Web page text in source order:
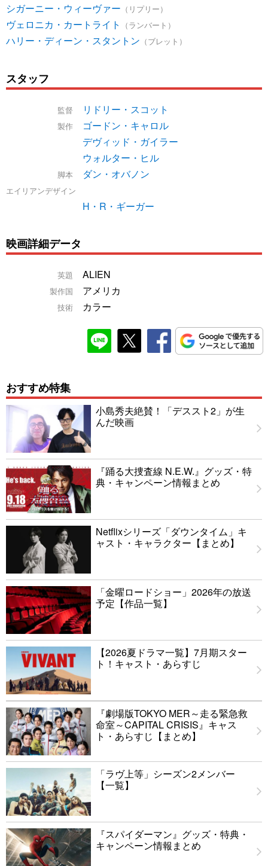
シガーニー・ウィーヴァー （リプリー）
ヴェロニカ・カートライト （ランバート）
ハリー・ディーン・スタントン （ブレット）
スタッフ
監督 リドリー・スコット
製作
ゴードン・キャロル
デヴィッド・ガイラー
ウォルター・ヒル
脚本 ダン・オバノン
エイリアンデザイン
H・R・ギーガー
映画詳細データ
英題 ALIEN
製作国 アメリカ
技術 カラー
おすすめ特集
小島秀夫絶賛！「デススト2」が生
んだ映画
『踊る大捜査線 N.E.W.』グッズ・特
典・キャンペーン情報まとめ
Netflixシリーズ「ダウンタイム」キ
ャスト・キャラクター【まとめ】
「金曜ロードショー」2026年の放送
予定【作品一覧】
【2026夏ドラマ一覧】7月期スター
ト！キャスト・あらすじ
『劇場版TOKYO MER～走る緊急救
命室～CAPITAL CRISIS』キャス
ト・あらすじ【まとめ】
「ラヴ上等」シーズン2メンバー
【一覧】
『スパイダーマン』グッズ・特典・
キャンペーン情報まとめ